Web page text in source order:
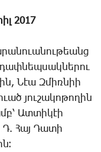
2017
Նէա Զմիռնիի
յուշակոթողին
Ատտիկէի
Հայ Դատի